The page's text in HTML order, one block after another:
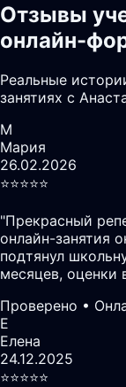
Отзывы
онлайн-
Реальные
занятиях с
М
Мария
26.02.2026
⭐️⭐️⭐️⭐️⭐️
"Прекрасный
онлайн-занятия
подтянул
месяцев, оценки
Проверено •
Е
Елена
24.12.2025
⭐️⭐️⭐️⭐️⭐️